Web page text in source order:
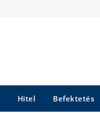
Hitel Befektetés